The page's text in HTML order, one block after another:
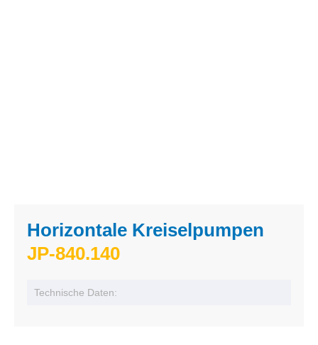
Horizontale Kreiselpumpen
JP-840.140
Technische Daten: